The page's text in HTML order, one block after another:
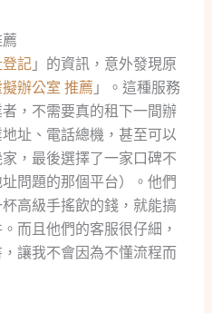
記」的資訊，意外發現原
擬辦公室 推薦 」。這種服務
，不需要真的租下一間辦
址、電話總機，甚至可以
，最後選擇了一家口碑不
問題的那個平台）。他們
高級手搖飲的錢，就能搞
而且他們的客服很仔細，
讓我不會因為不懂流程而